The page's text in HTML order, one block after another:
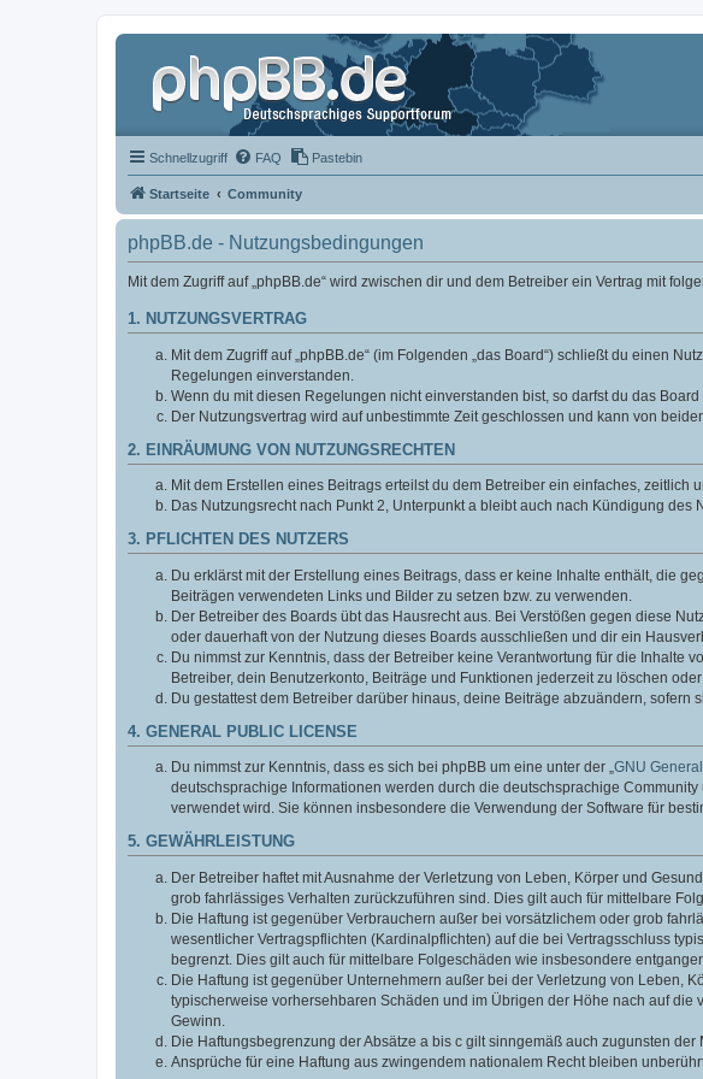
Schnellzugriff FAQ Pastebin
Startseite Community
phpBB.de - Nutzungsbedingungen
Mit dem Zugriff auf „phpBB.de“ wird zwischen dir und dem Betreiber ein Vertrag mit
1. NUTZUNGSVERTRAG
Mit dem Zugriff auf „phpBB.de“ (im Folgenden „das Board“) schließt du einen
Regelungen einverstanden.
Wenn du mit diesen Regelungen nicht einverstanden bist, so darfst du das
Der Nutzungsvertrag wird auf unbestimmte Zeit geschlossen und kann von
2. EINRÄUMUNG VON NUTZUNGSRECHTEN
Mit dem Erstellen eines Beitrags erteilst du dem Betreiber ein einfaches,
Das Nutzungsrecht nach Punkt 2, Unterpunkt a bleibt auch nach Kündigung des
3. PFLICHTEN DES NUTZERS
Du erklärst mit der Erstellung eines Beitrags, dass er keine Inhalte enthält, die
Beiträgen verwendeten Links und Bilder zu setzen bzw. zu verwenden.
Der Betreiber des Boards übt das Hausrecht aus. Bei Verstößen gegen diese
oder dauerhaft von der Nutzung dieses Boards ausschließen und dir ein
Du nimmst zur Kenntnis, dass der Betreiber keine Verantwortung für die Inhalte
Betreiber, dein Benutzerkonto, Beiträge und Funktionen jederzeit zu löschen oder
Du gestattest dem Betreiber darüber hinaus, deine Beiträge abzuändern,
4. GENERAL PUBLIC LICENSE
Du nimmst zur Kenntnis, dass es sich bei phpBB um eine unter der „GNU
deutschsprachige Informationen werden durch die deutschsprachige
verwendet wird. Sie können insbesondere die Verwendung der Software für
5. GEWÄHRLEISTUNG
Der Betreiber haftet mit Ausnahme der Verletzung von Leben, Körper und
grob fahrlässiges Verhalten zurückzuführen sind. Dies gilt auch für mittelbare
Die Haftung ist gegenüber Verbrauchern außer bei vorsätzlichem oder grob
wesentlicher Vertragspflichten (Kardinalpflichten) auf die bei Vertragsschluss
begrenzt. Dies gilt auch für mittelbare Folgeschäden wie insbesondere
Die Haftung ist gegenüber Unternehmern außer bei der Verletzung von Leben,
typischerweise vorhersehbaren Schäden und im Übrigen der Höhe nach auf
Gewinn.
Die Haftungsbegrenzung der Absätze a bis c gilt sinngemäß auch zugunsten
Ansprüche für eine Haftung aus zwingendem nationalem Recht bleiben